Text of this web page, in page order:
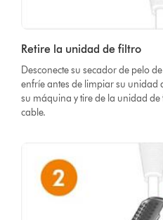
Retire la unidad de filtro
Desconecte su secador de pelo
enfríe antes de limpiar su unidad
su máquina y tire de la unidad
cable.